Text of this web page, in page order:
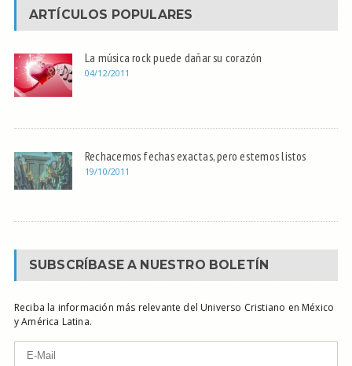
ARTÍCULOS POPULARES
La música rock puede dañar su corazón
04/12/2011
Rechacemos fechas exactas, pero estemos listos
19/10/2011
SUBSCRÍBASE A NUESTRO BOLETÍN
Reciba la información más relevante del Universo Cristiano en México
y América Latina.